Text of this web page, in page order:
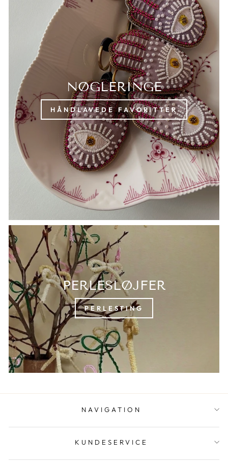
NØGLERINGE
HÅNDLAVEDE FAVORITTER
PERLESLØJFER
PERLESTING
NAVIGATION
KUNDESERVICE